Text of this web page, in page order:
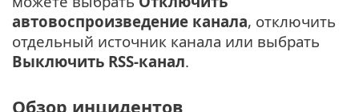
автовоспроизведение канала, отключить
отдельный источник канала или выбрать
Выключить RSS-канал.
Обзор инцидентов